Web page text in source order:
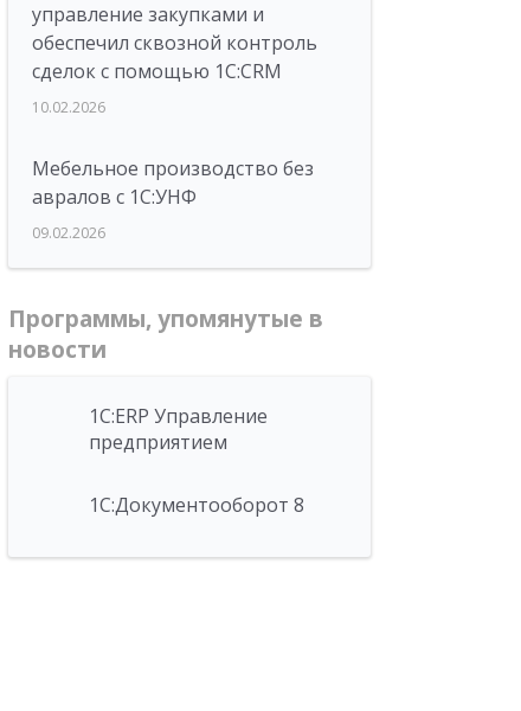
управление закупками и
обеспечил сквозной контроль
сделок с помощью 1С:CRM
10.02.2026
Мебельное производство без
авралов с 1С:УНФ
09.02.2026
Программы, упомянутые в
новости
1С:ERP Управление
предприятием
1С:Документооборот 8